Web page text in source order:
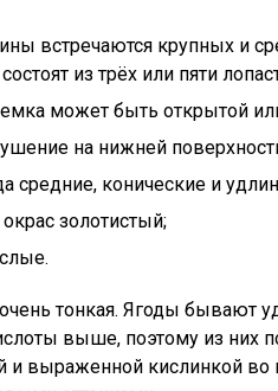
встречаются крупных и
из трёх или пяти
может быть открытой
на нижней
средние, конические и
золотистый;
тонкая. Ягоды бывают
выше, поэтому из них
и выраженной кислинкой во